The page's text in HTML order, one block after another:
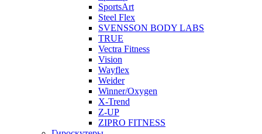
SportsArt
Steel Flex
SVENSSON BODY LABS
TRUE
Vectra Fitness
Vision
Wayflex
Weider
Winner/Oxygen
X-Trend
Z-UP
ZIPRO FITNESS